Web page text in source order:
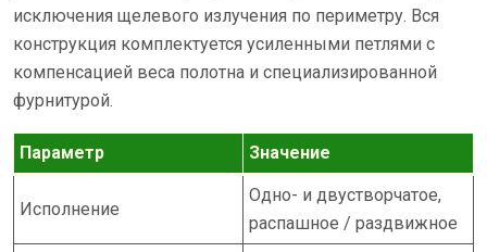
исключения щелевого излучения по периметру. Вся
конструкция комплектуется усиленными петлями с
компенсацией веса полотна и специализированной
фурнитурой.
Параметр Значение
Исполнение
Одно- и двустворчатое,
распашное / раздвижное